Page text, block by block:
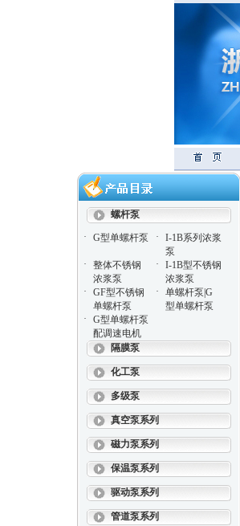
螺杆泵
·
G型单螺杆泵 ·
I-1B系列浓浆
泵
·
整体不锈钢
浓浆泵
·
I-1B型不锈钢
浓浆泵
·
GF型不锈钢
单螺杆泵
·
单螺杆泵|G
型单螺杆泵
·
G型单螺杆泵
配调速电机
隔膜泵
化工泵
多级泵
真空泵系列
磁力泵系列
保温泵系列
驱动泵系列
管道泵系列